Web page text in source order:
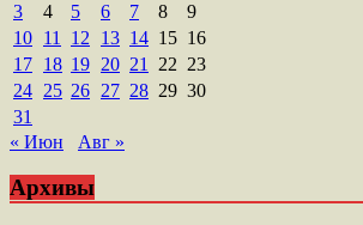
3
4 5 6 7 8
9
10 11 12 13 14 15 16
17 18 19 20 21 22 23
24 25 26 27 28 29 30
31
« Июн
Авг »
Архивы